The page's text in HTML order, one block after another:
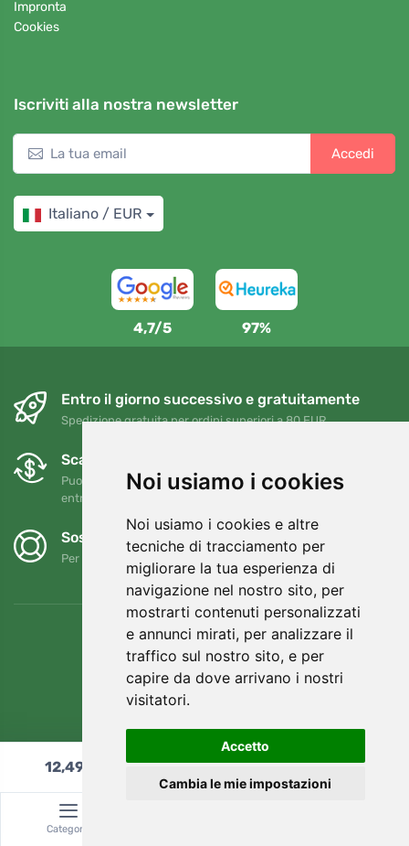
Noi usiamo i cookies
Noi usiamo i cookies e altre
tecniche di tracciamento per
migliorare la tua esperienza di
navigazione nel nostro sito, per
mostrarti contenuti personalizzati
e annunci mirati, per analizzare il
traffico sul nostro sito, e per
capire da dove arrivano i nostri
visitatori.
Accetto
Cambia le mie impostazioni
Impronta
Cookies
Iscriviti alla nostra newsletter
Accedi
Italiano / EUR
4,7/5 97%
Entro il giorno successivo e gratuitamente
Spedizione gratuita per ordini superiori a 80 EUR
Scambi e resi gratuiti
Puoi restituire o cambiare il tuo ordine in qualsiasi momento
entro 90 giorni
Sosteniamo Trees.org
Per ogni ordine piantiamo un albero! Leggi di più
12,49 Aggiungi al carrello
Categoria